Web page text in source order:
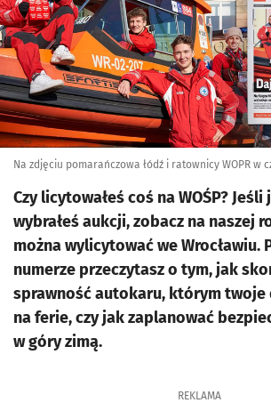
Na zdjęciu pomarańczowa łódź i ratownicy WOPR w
Czy licytowałeś coś na WOŚP? Jeśli
wybrałeś aukcji, zobacz na naszej
można wylicytować we Wrocławiu.
numerze przeczytasz o tym, jak
sprawność autokaru, którym twoje
na ferie, czy jak zaplanować
w góry zimą.
REKLAMA